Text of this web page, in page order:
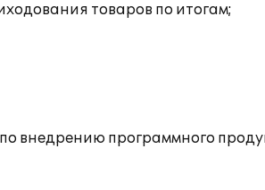
товаров по итогам;
внедрению программного